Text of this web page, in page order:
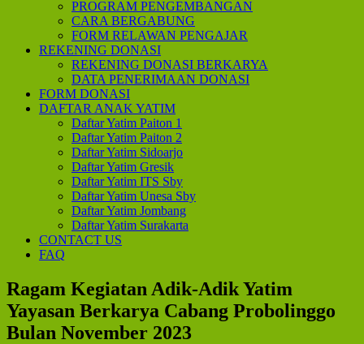
PROGRAM PENGEMBANGAN
CARA BERGABUNG
FORM RELAWAN PENGAJAR
REKENING DONASI
REKENING DONASI BERKARYA
DATA PENERIMAAN DONASI
FORM DONASI
DAFTAR ANAK YATIM
Daftar Yatim Paiton 1
Daftar Yatim Paiton 2
Daftar Yatim Sidoarjo
Daftar Yatim Gresik
Daftar Yatim ITS Sby
Daftar Yatim Unesa Sby
Daftar Yatim Jombang
Daftar Yatim Surakarta
CONTACT US
FAQ
Ragam Kegiatan Adik-Adik Yatim
Yayasan Berkarya Cabang Probolinggo
Bulan November 2023